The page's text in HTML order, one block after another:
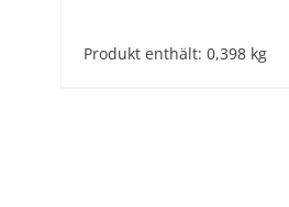
Produkt enthält: 0,398 kg